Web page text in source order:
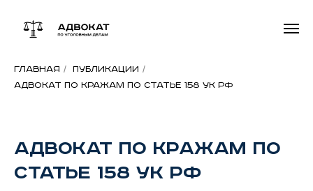
Главная / Публикации /
Адвокат по кражам по статье 158 УК РФ
Адвокат по кражам по
статье 158 УК РФ